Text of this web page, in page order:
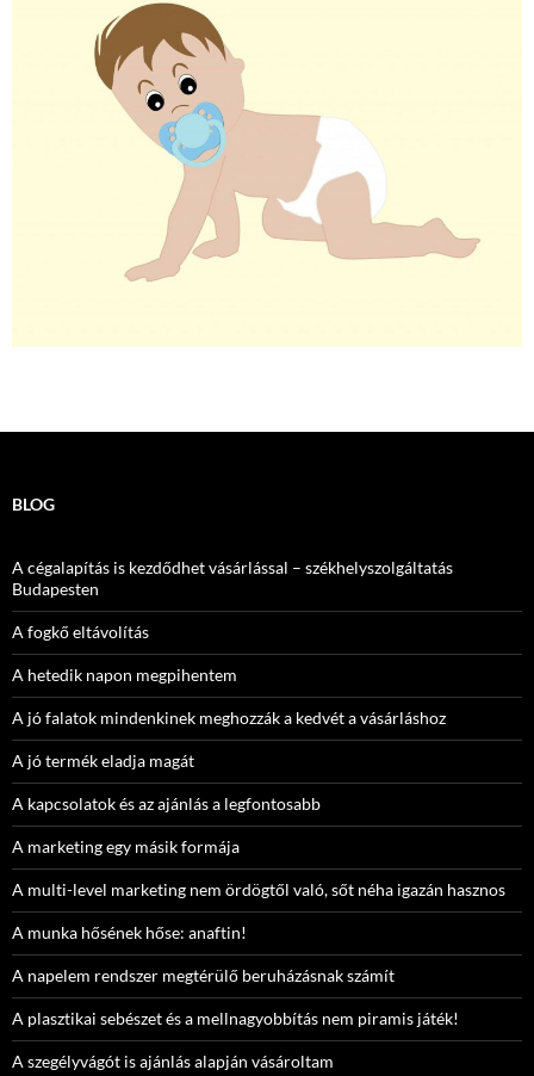
BLOG
A cégalapítás is kezdődhet vásárlással – székhelyszolgáltatás
Budapesten
A fogkő eltávolítás
A hetedik napon megpihentem
A jó falatok mindenkinek meghozzák a kedvét a vásárláshoz
A jó termék eladja magát
A kapcsolatok és az ajánlás a legfontosabb
A marketing egy másik formája
A multi-level marketing nem ördögtől való, sőt néha igazán hasznos
A munka hősének hőse: anaftin!
A napelem rendszer megtérülő beruházásnak számít
A plasztikai sebészet és a mellnagyobbítás nem piramis játék!
A szegélyvágót is ajánlás alapján vásároltam